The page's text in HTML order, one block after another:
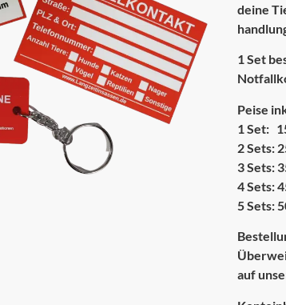
deine
1 Set
Peise
1 Set:
2 Sets:
3 Sets:
4 Sets:
5 Sets:
auf